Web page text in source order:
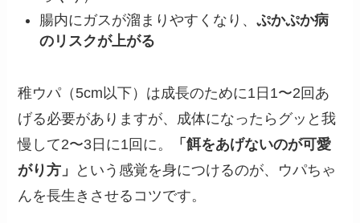
腸内にガスが溜まりやすくなり、ぷかぷか病
のリスクが上がる
稚ウパ（5cm以下）は成長のために1日1〜2回あ
げる必要がありますが、成体になったらグッと我
慢して2〜3日に1回に。
「餌をあげないのが可愛
がり方」
という感覚を身につけるのが、ウパちゃ
んを長生きさせるコツです。